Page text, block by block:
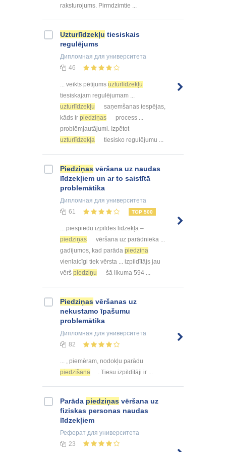
raksturojums. Pirmdzimtie ...
Uzturlīdzekļu tiesiskais
regulējums
Дипломная для университета
46
... veikts pētījums uzturlīdzekļu
tiesiskajam regulējumam ...
uzturlīdzekļu
saņemšanas iespējas,
kāds ir piedziņas
process ...
problēmjautājumi. Izpētot
uzturlīdzekļa
tiesisko regulējumu ...
Piedziņas vēršana uz naudas
līdzekļiem un ar to saistītā
problemātika
Дипломная для университета
61
TOP 500
... piespiedu izpildes līdzekļa –
piedziņas
vēršana uz parādnieka ...
gadījumos, kad parāda piedziņa
vienlaicīgi tiek vērsta ... izpildītājs jau
vērš piedziņu šā likuma 594 ...
Piedziņas vēršanas uz
nekustamo īpašumu
problemātika
Дипломная для университета
82
... , piemēram, nodokļu parādu
piedzīšana
. Tiesu izpildītāji ir ...
Parāda piedziņas vēršana uz
fiziskas personas naudas
līdzekļiem
Реферат для университета
23